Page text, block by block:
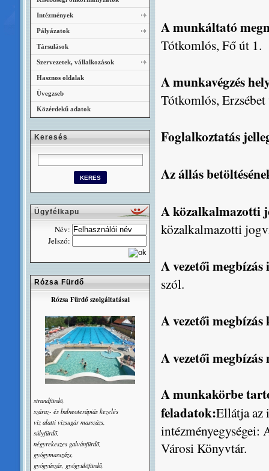
A munkáltató
Tótkomlós, Fő út 1.
A munkavégzés
Tótkomlós,
Foglalkoztatás
Az állás
A közalkalmazotti
közalkalmazotti
A vezetői
szól.
A vezetői
A vezetői
A munkakörbe
feladatok:Ellátja az
intézményegységei:
Városi Könyvtár.
Intézmények
Pályázatok
Társulások
Szervezetek, vállalkozások
Hasznos oldalak
Üvegzseb
Közérdekű adatok
Keresés
Ügyfélkapu
Név:
Jelszó:
Rózsa Fürdő
Rózsa Fürdő szolgáltatásai
strandfürdõ,
száraz- és balneoterápiás kezelés
víz alatti vízsugár masszázs,
súlyfürdõ,
négyrekeszes galvánfürdõ,
gyógymasszázs,
gyógyúszás, gyógyülõfürdő,